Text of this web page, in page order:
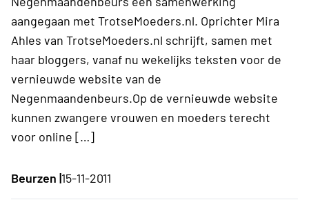
aangegaan met TrotseMoeders.nl. Oprichter Mira
Ahles van TrotseMoeders.nl schrijft, samen met
haar bloggers, vanaf nu wekelijks teksten voor de
vernieuwde website van de
Negenmaandenbeurs.Op de vernieuwde website
kunnen zwangere vrouwen en moeders terecht
voor online […]
Beurzen |15-11-2011